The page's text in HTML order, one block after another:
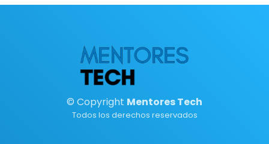
© Copyright Mentores Tech
Todos los derechos reservados